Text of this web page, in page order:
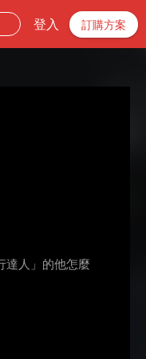
登入 訂購方案
達人」的他怎麼